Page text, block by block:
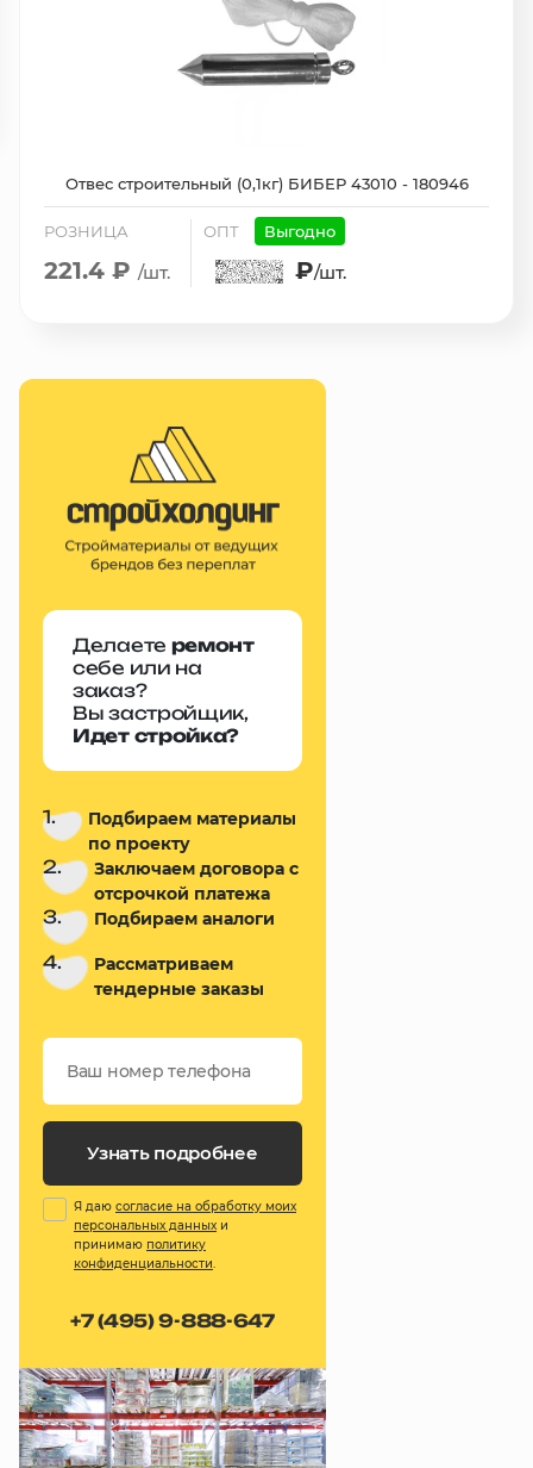
Отвес строительный (0,1кг) БИБЕР 43010 - 180946
РОЗНИЦА
221.4 ₽ /шт.
ОПТ Выгодно
₽/шт.
Делаете ремонт
себе или на
заказ?
Вы застройщик,
Идет стройка?
1.
Подбираем материалы
по проекту
2.
Заключаем договора с
отсрочкой платежа
3. Подбираем аналоги
4.
Рассматриваем
тендерные заказы
Узнать подробнее
Я даю согласие на обработку моих
персональных данных и
принимаю политику
конфиденциальности.
+7 (495) 9-888-647